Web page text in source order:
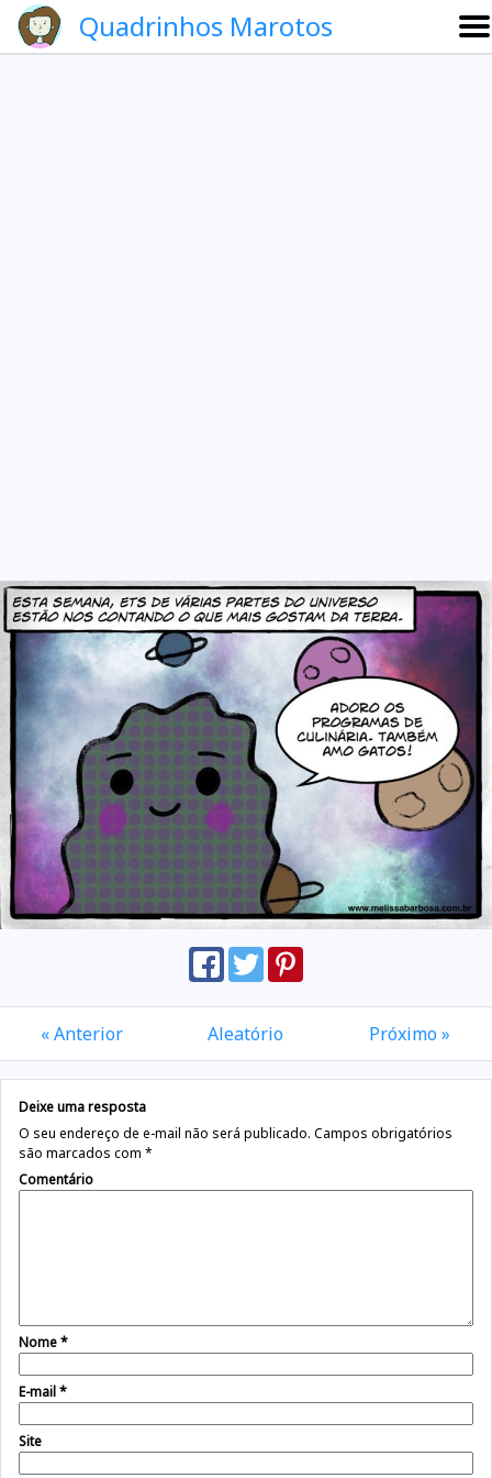
Quadrinhos Marotos
« Anterior Aleatório Próximo »
Deixe uma resposta
O seu endereço de e-mail não será publicado. Campos obrigatórios
são marcados com *
Comentário
Nome*
E-mail*
Site